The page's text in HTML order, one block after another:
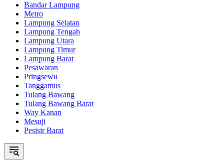
Bandar Lampung
Metro
Lampung Selatan
Lampung Tengah
Lampung Utara
Lampung Timur
Lampung Barat
Pesawaran
Pringsewu
Tanggamus
Tulang Bawang
Tulang Bawang Barat
Way Kanan
Mesuji
Pesisir Barat